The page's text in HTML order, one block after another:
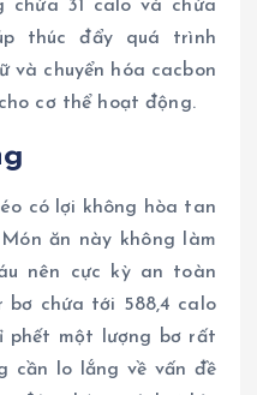
chứa 31 calo và chứa
thúc đẩy quá trình
và chuyển hóa cacbon
cơ thể hoạt động.
có lợi không hòa tan
ăn này không làm
nên cực kỳ an toàn
bơ chứa tới 588,4 calo
phết một lượng bơ rất
cần lo lắng về vấn đề